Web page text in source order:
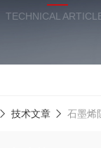
TECHNICAL
技术文章 石墨烯